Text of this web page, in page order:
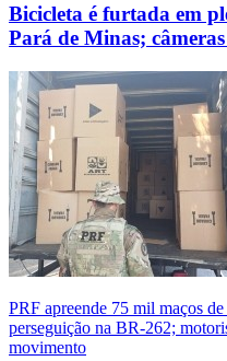
Bicicleta é furtada em
Pará de Minas;
PRF apreende 75 mil maços
perseguição na BR-262;
movimento